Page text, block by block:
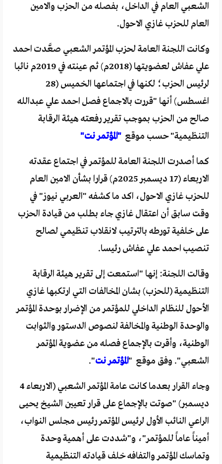
الشعبي العام في الداخل، بفصله من الحزب والامين
العام للحزب غازي الاحول.
وكانت اللجنة العامة لحزب المؤتمر الشعبي صعَّدت احمد
علي عفاش لعضويتها (2018م) ثم عينته في 2019م نائبا
لرئيس الحزب؛ لكنها في اجتماعها الخميس (28
اغسطس) أنها "قررت بالاجماع فصل احمد علي عبدالله
صالح من الحزب بموجب تقرير رفعته هيئة الرقابة
التنظيمية" حسب موقع "المؤتمر نت"
كما أصدرت اللجنة العامة للمؤتمر في اجتماع عقدته
الاربعاء (17 ديسمبر 2025م) قرارا بشأن الامين العام
للحزب غازي الاحول، اكد ما كشفه "العربي نيوز" في
وقت سابق أن اعتقال غازي جاء بطلب من قيادة الحزب
على خلفية تورطه بالترتيب لانقلاب تنظيمي لصالح
تنصيب احمد علي عفاش رئيسا.
وقالت اللجنة: إنها "استمعت إلى تقرير هيئة الرقابة
التنظيمية (للحزب) بشان المخالفات التي ارتكبها غازي
الأحول للنظام الداخلي للمؤتمر من الإضرار بوحدة المؤتمر
والوحدة الوطنية والمخالفة لنصوص الدستور والثوابت
الوطنية، وأقرت بالإجماع فصله من عضوية المؤتمر
الشعبي". وفق موقع "المؤتمر نت".
وجاء القرار بعدما كانت عامة المؤتمر الشعبي (الاربعاء 4
ديسمبر) "صوتت بالإجماع على قرار تعيين الشيخ يحيى
الراعي النائب الأول لرئيس المؤتمر رئيس مجلس النواب،
أميناً عاماً للمؤتمر"، و"شددت على أهمية وحدة
وتماسك المؤتمر والتفافه خلف قيادته التنظيمية